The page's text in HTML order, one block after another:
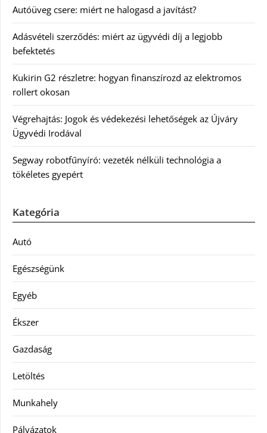
Autóüveg csere: miért ne halogasd a javítást?
Adásvételi szerződés: miért az ügyvédi díj a legjobb
befektetés
Kukirin G2 részletre: hogyan finanszírozd az elektromos
rollert okosan
Végrehajtás: Jogok és védekezési lehetőségek az Újváry
Ügyvédi Irodával
Segway robotfűnyíró: vezeték nélküli technológia a
tökéletes gyepért
Kategória
Autó
Egészségünk
Egyéb
Ékszer
Gazdaság
Letöltés
Munkahely
Pályázatok